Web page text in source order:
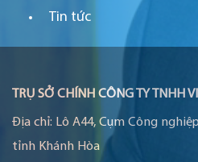
Tin tức
TRỤ SỞ CHÍNH CÔNG TY TNHH
Địa chỉ: Lô A44, Cụm Công
tỉnh Khánh Hòa